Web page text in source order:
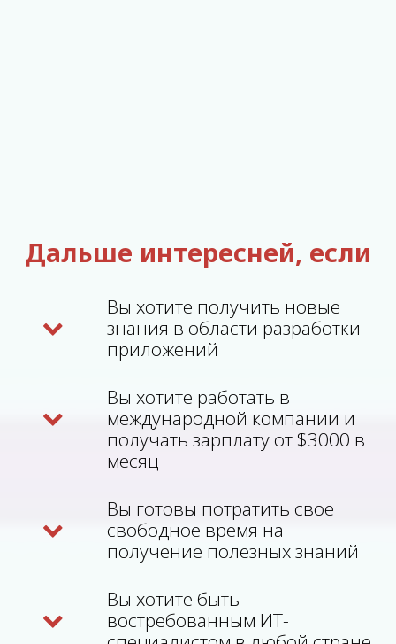
Дальше интересней, если
Вы хотите получить новые
знания в области разработки
приложений
Вы хотите работать в
международной компании и
получать зарплату от $3000 в
месяц
Вы готовы потратить свое
свободное время на
получение полезных знаний
Вы хотите быть
востребованным ИТ-